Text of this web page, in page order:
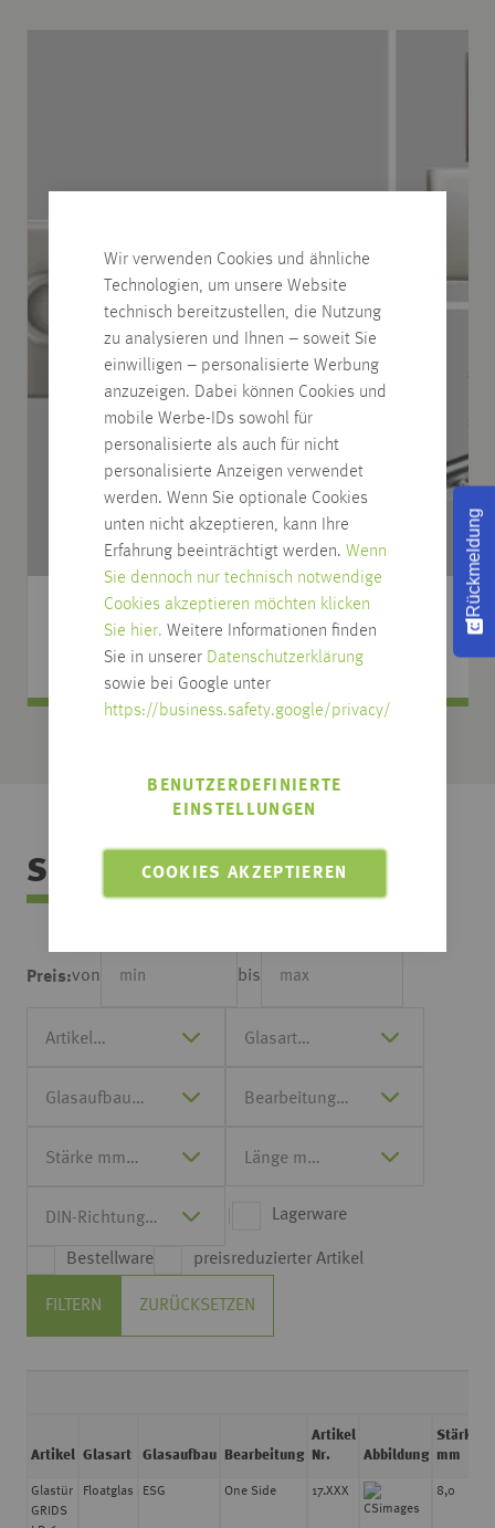
Wir verwenden Cookies und ähnliche
Technologien, um unsere Website
technisch bereitzustellen, die Nutzung
zu analysieren und Ihnen – soweit Sie
einwilligen – personalisierte Werbung
anzuzeigen. Dabei können Cookies und
mobile Werbe-IDs sowohl für
personalisierte als auch für nicht
personalisierte Anzeigen verwendet
werden. Wenn Sie optionale Cookies
unten nicht akzeptieren, kann Ihre
Erfahrung beeinträchtigt werden. Wenn
Sie dennoch nur technisch notwendige
Cookies akzeptieren möchten klicken
Sie hier. Weitere Informationen finden
Sie in unserer Datenschutzerklärung
sowie bei Google unter
https://business.safety.google/privacy/
COOKIES AKZEPTIEREN
BENUTZERDEFINIERTE
EINSTELLUNGEN
GLASTÜRBESCHLÄGE
Sortimentsübersicht
Preis:von bis
Lagerware
Bestellware preisreduzierter Artikel
FILTERN ZURÜCKSETZEN
Glastür
GRIDS
Floatglas ESG One Side 17.XXX 8,0
Artikel Glasart Glasaufbau Bearbeitung
Artikel
Nr.
Abbildung
Stärke
mm
Rückmeldung